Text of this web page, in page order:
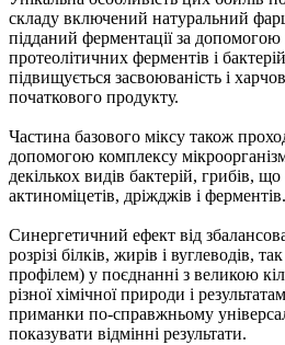
складу включений натуральний
підданий ферментації за
протеолітичних ферментів і
підвищується засвоюваність і
початкового продукту.
Частина базового міксу також
допомогою комплексу
декількох видів бактерій, грибів,
актиноміцетів, дріжджів і ферментів.
Синергетичний ефект від
розрізі білків, жирів і вуглеводів,
профілем) у поєднанні з великою
різної хімічної природи і
приманки по-справжньому
показувати відмінні результати.